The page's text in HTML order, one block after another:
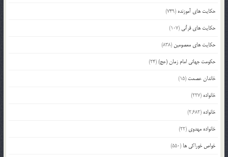
حکایت های آموزنده (749)
حکایت های قرآنی (107)
حکایت های معصومین (838)
حکومت جهانی امام زمان (عج)(24)
خاندان عصمت (15)
خانواده (227)
خانواده (2,682)
خانواده مهدوی (22)
خواص خوراکی ها (550)